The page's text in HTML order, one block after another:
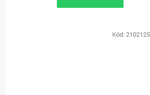
Kód: 2102125